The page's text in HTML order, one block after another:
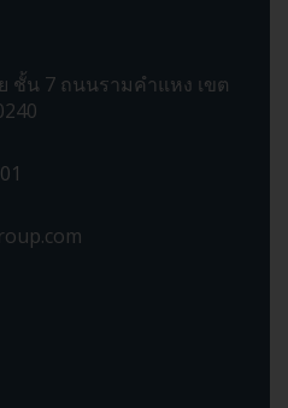
ชั้น 7 ถนนรามคำแหง เขต